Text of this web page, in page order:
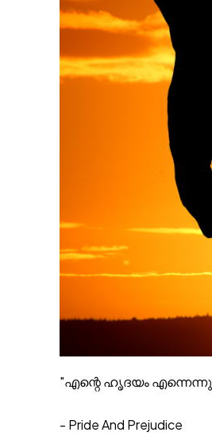
"എന്റെ ഹൃദയം എന്നെന്നും
- Pride And Prejudice